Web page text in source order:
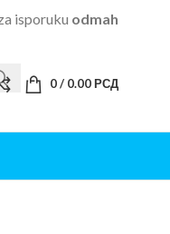
isporuku odmah
0/ 0.00РСД